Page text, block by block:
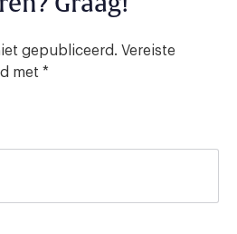
gepubliceerd. Vereiste
met *